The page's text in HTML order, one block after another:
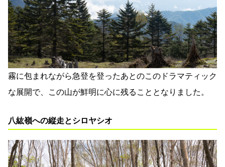
霧に包まれながら急登を登ったあとのこのドラマティック
な展開で、この山が鮮明に心に残ることとなりました。
八紘嶺への縦走とシロヤシオ